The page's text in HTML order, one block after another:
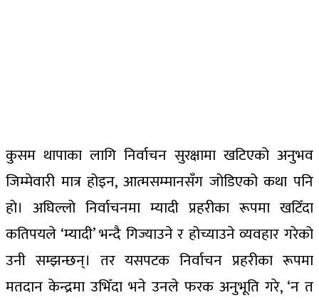
कुसम थापाका लागि निर्वाचन सुरक्षामा खटिएको अनुभव
जिम्मेवारी मात्र होइन, आत्मसम्मानसँग जोडिएको कथा पनि
हो। अघिल्लो निर्वाचनमा म्यादी प्रहरीका रूपमा खटिँदा
कतिपयले ‘म्यादी’ भन्दै गिज्याउने र होच्याउने व्यवहार गरेको
उनी सम्झन्छन्। तर यसपटक निर्वाचन प्रहरीका रूपमा
मतदान केन्द्रमा उभिँदा भने उनले फरक अनुभूति गरे, ‘न त